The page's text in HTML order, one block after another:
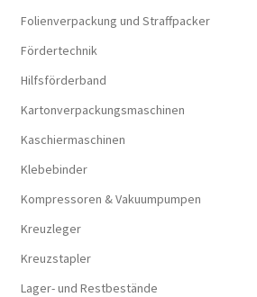
Folienverpackung und Straffpacker
Fördertechnik
Hilfsförderband
Kartonverpackungsmaschinen
Kaschiermaschinen
Klebebinder
Kompressoren & Vakuum­pumpen
Kreuzleger
Kreuzstapler
Lager- und Restbestände